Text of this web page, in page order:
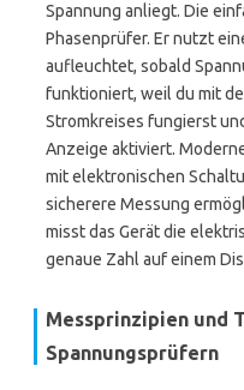
Spannung anliegt. Die
Phasenprüfer. Er nutzt
aufleuchtet, sobald
funktioniert, weil du mit
Stromkreises fungierst
Anzeige aktiviert.
mit elektronischen
sicherere Messung
misst das Gerät die
genaue Zahl auf einem
Messprinzipien und
Spannungsprüfern